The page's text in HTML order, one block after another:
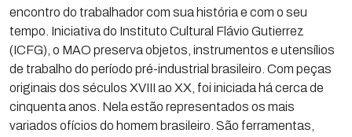
encontro do trabalhador com sua história e com o seu
tempo. Iniciativa do Instituto Cultural Flávio Gutierrez
(ICFG), o MAO preserva objetos, instrumentos e utensílios
de trabalho do período pré-industrial brasileiro. Com peças
originais dos séculos XVIII ao XX, foi iniciada há cerca de
cinquenta anos. Nela estão representados os mais
variados ofícios do homem brasileiro. São ferramentas,